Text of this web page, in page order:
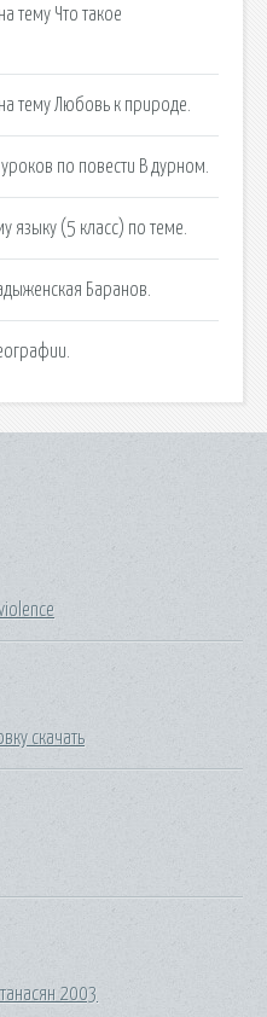
тему Что такое
тему Любовь к природе.
по повести В дурном.
языку (5 класс) по теме.
Баранов.
скачать
2003